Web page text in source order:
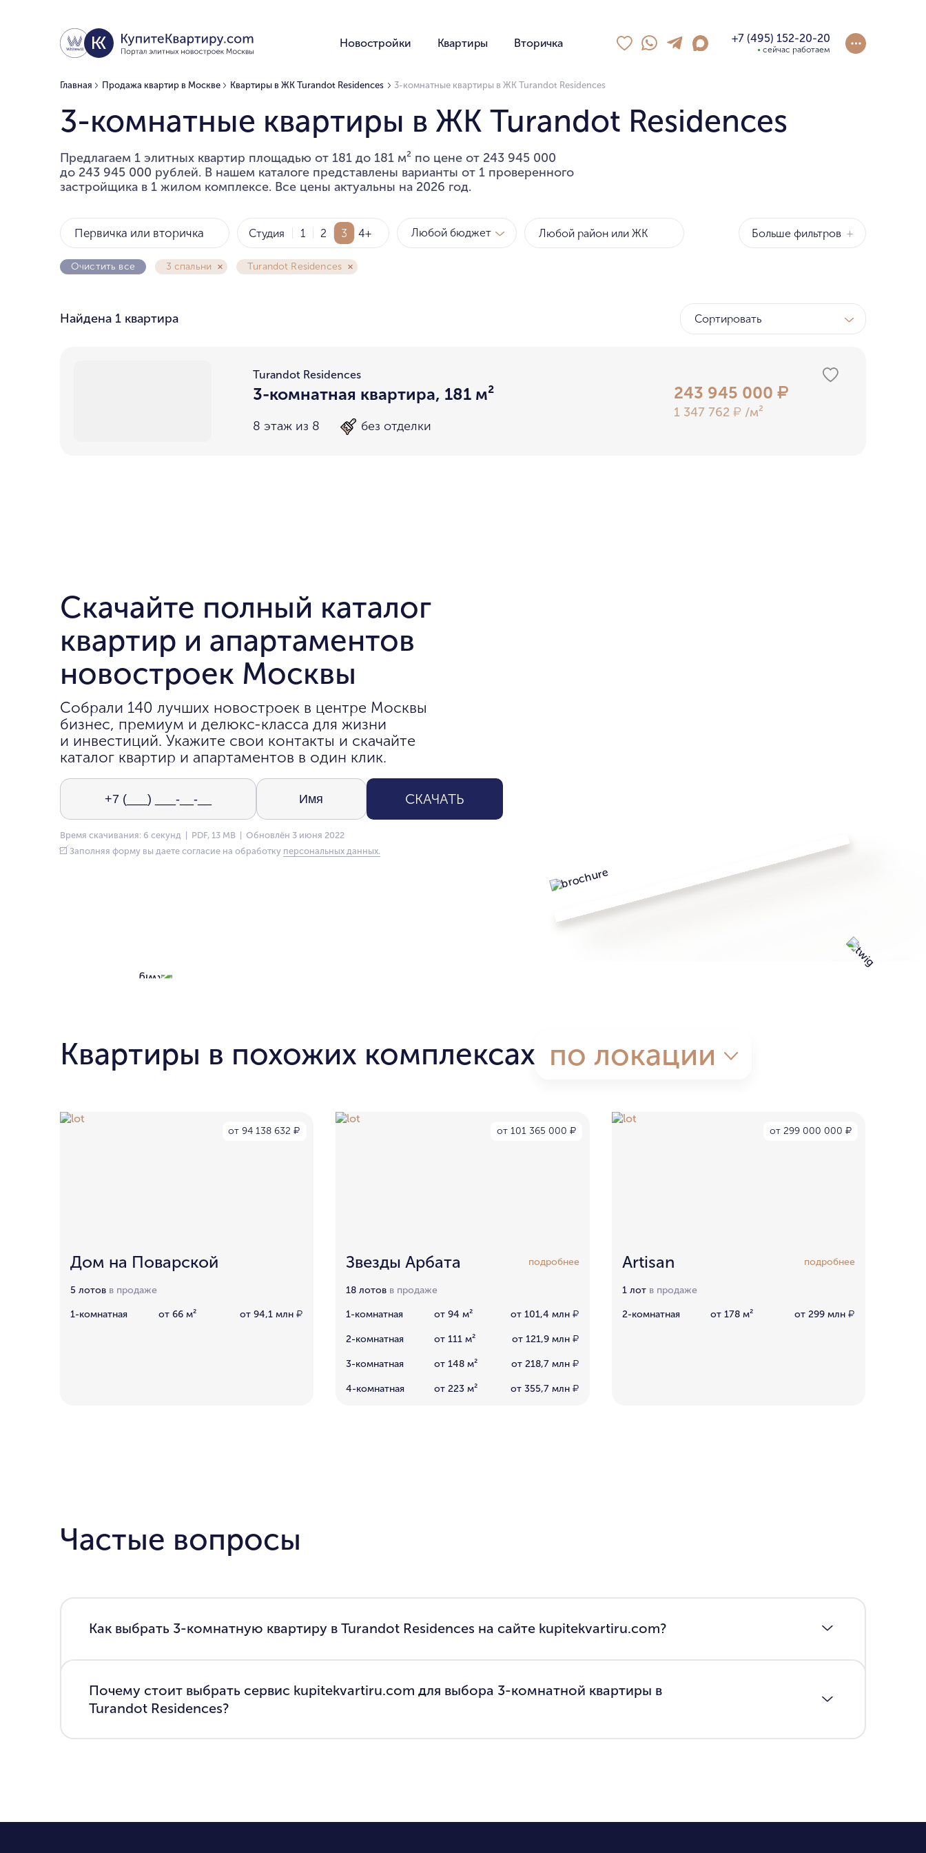
Новостройки Квартиры Вторичка +7 (495) 152-20-20
сейчас работаем
Главная Продажа квартир в Москве Квартиры в ЖК Turandot Residences 3-комнатные квартиры в ЖК Turandot Residences
3-комнатные квартиры в ЖК Turandot Residences
Предлагаем 1 элитных квартир площадью от 181 до 181 м² по цене от 243 945 000
до 243 945 000 рублей. В нашем каталоге представлены варианты от 1 проверенного
застройщика в 1 жилом комплексе. Все цены актуальны на 2026 год.
Первичка или вторичка Студия 1 2 3 4+ Любой бюджет
на Патриарших
Больше фильтров +
Очистить все 3 спальни Turandot Residences
Найдена 1 квартира Сортировать
Turandot Residences
3-комнатная квартира, 181 м²
8 этаж из 8 без отделки
243 945 000 ₽
1 347 762 ₽ /м²
Скачайте полный каталог
квартир и апартаментов
новостроек Москвы
Собрали 140 лучших новостроек в центре Москвы
бизнес, премиум и делюкс-класса для жизни
и инвестиций. Укажите свои контакты и скачайте
каталог квартир и апартаментов в один клик.
СКАЧАТЬ
Время скачивания: 6 секунд | PDF, 13 MB | Обновлён 3 июня 2022
Заполняя форму вы даете согласие на обработку персональных данных.
Квартиры в похожих комплексах по локации
от 94 138 632₽
Дом на Поварской
5 лотов в продаже
1-комнатная от 66 м² от 94,1 млн₽
от 101 365 000 ₽
Звезды Арбата подробнее
18 лотов в продаже
1-комнатная от 94 м² от 101,4 млн ₽
2-комнатная от 111 м² от 121,9 млн ₽
3-комнатная от 148 м² от 218,7 млн ₽
4-комнатная от 223 м² от 355,7 млн ₽
от 299 000 000 ₽
Artisan подробнее
1 лот в продаже
2-комнатная от 178 м² от 299 млн ₽
Частые вопросы
Как выбрать 3-комнатную квартиру в Turandot Residences на сайте kupitekvartiru.com?
Почему стоит выбрать сервис kupitekvartiru.com для выбора 3-комнатной квартиры в
Turandot Residences?